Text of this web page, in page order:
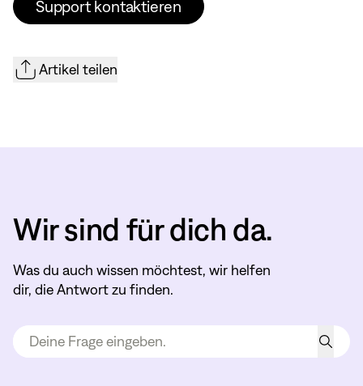
Support kontaktieren
Artikel teilen
Wir sind für dich da.
Was du auch wissen möchtest, wir helfen
dir, die Antwort zu finden.